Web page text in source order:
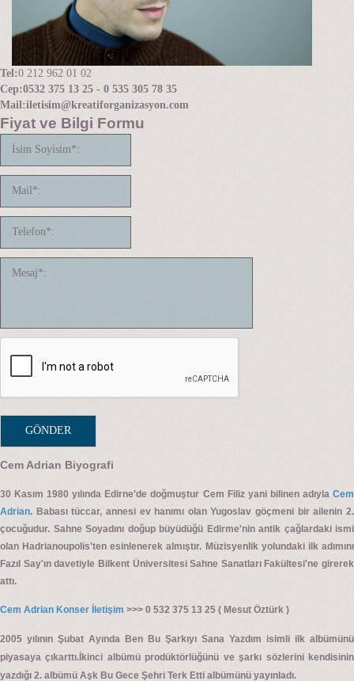
Tel:0 212 962 01 02
Cep:0532 375 13 25 - 0 535 305 78 35
Mail:iletisim@kreatiforganizasyon.com
Fiyat ve Bilgi Formu
Cem Adrian Biyografi
30 Kasım 1980 yılında Edirne'de doğmuştur Cem Filiz yani bilinen adıyla Cem
Adrian. Babası tüccar, annesi ev hanımı olan Yugoslav göçmeni bir ailenin 2.
çocuğudur. Sahne Soyadını doğup büyüdüğü Edirme'nin antik çağlardaki ismi
olan Hadrianoupolis'ten esinlenerek almıştır. Müzisyenlik yolundaki ilk adımını
Fazıl Say'ın davetiyle Bilkent Üniversitesi Sahne Sanatları Fakültesi'ne girerek
attı.
Cem Adrian Konser İletişim >>> 0 532 375 13 25 ( Mesut Öztürk )
2005 yılının Şubat Ayında Ben Bu Şarkıyı Sana Yazdım isimli ilk albümünü
piyasaya çıkarttı.İkinci albümü prodüktörlüğünü ve şarkı sözlerini kendisinin
yazdığı 2. albümü Aşk Bu Gece Şehri Terk Etti albümünü yayınladı.